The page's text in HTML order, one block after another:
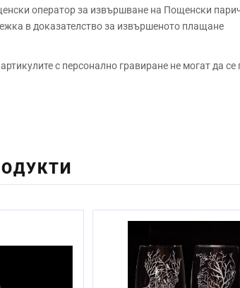
оператор за извършване на Пощенски
в доказателство за извършеното плащане
с персонално гравиране не могат да
Да